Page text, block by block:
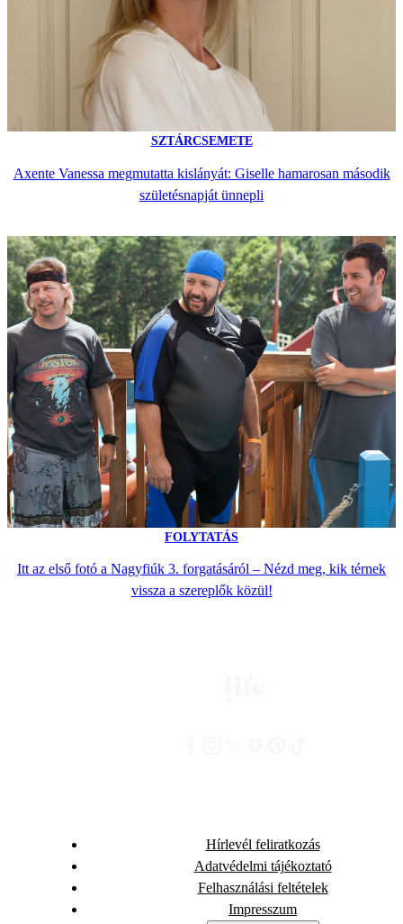
SZTÁRCSEMETE
Axente Vanessa megmutatta kislányát: Giselle hamarosan második
születésnapját ünnepli
FOLYTATÁS
Itt az első fotó a Nagyfiúk 3. forgatásáról – Nézd meg, kik térnek
vissza a szereplők közül!
Hírlevél feliratkozás
Adatvédelmi tájékoztató
Felhasználási feltételek
Impresszum